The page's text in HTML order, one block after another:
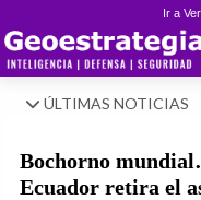
Ir a
ÚLTIMAS NOTICIAS
Bochorno
Ecuador retira el